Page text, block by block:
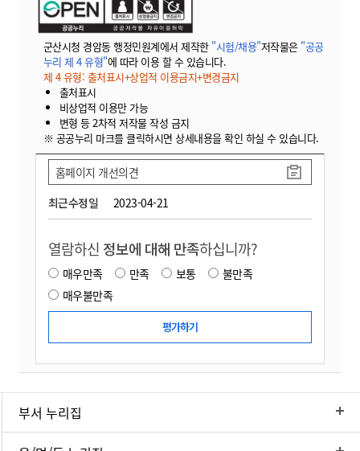
군산시청 경암동 행정민원계에서 제작한 "시험/채용"저작물은 "공공
누리 제 4 유형"에 따라 이용 할 수 있습니다.
제 4 유형: 출처표시+상업적 이용금지+변경금지
출처표시
비상업적 이용만 가능
변형 등 2차적 저작물 작성 금지
※ 공공누리 마크를 클릭하시면 상세내용을 확인 하실 수 있습니다.
최근수정일 2023-04-21
홈페이지 개선의견
열람하신 정보에 대해 만족하십니까?
매우만족 만족 보통
불만족
매우불만족
부서 누리집